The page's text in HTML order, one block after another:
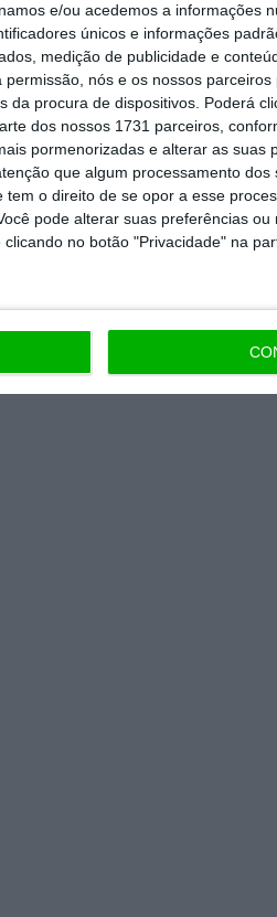
e/ou acedemos a informações
únicos e informações
medição de publicidade e
permissão, nós e os nossos
da procura de dispositivos. Poderá
dos nossos 1731 parceiros,
pormenorizadas e alterar as suas
que algum processamento
o direito de se opor a esse
pode alterar suas preferências
no botão "Privacidade" na